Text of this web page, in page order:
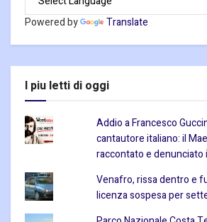
Powered by Translate
I piu letti di oggi
Addio a Francesco
cantautore italiano: il
raccontato e
Venafro, rissa dentro e
licenza sospesa per